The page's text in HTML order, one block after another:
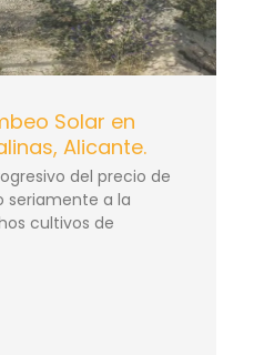
Solar en
Alicante.
del precio de
seriamente a la
cultivos de